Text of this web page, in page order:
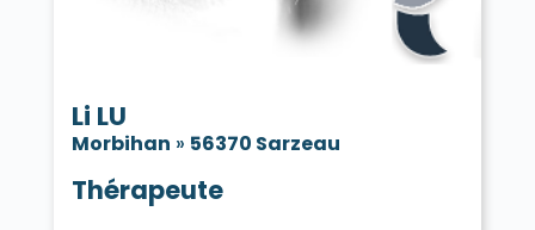
Li LU
Morbihan » 56370 Sarzeau
Thérapeute